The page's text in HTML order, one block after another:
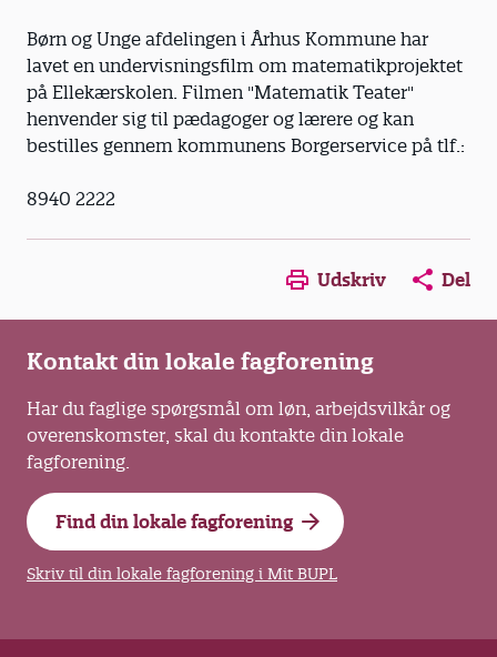
Børn og Unge afdelingen i Århus Kommune har
lavet en undervisningsfilm om matematikprojektet
på Ellekærskolen. Filmen "Matematik Teater"
henvender sig til pædagoger og lærere og kan
bestilles gennem kommunens Borgerservice på tlf.:
8940 2222
Opens in a new window
Opens in a new
Opens in
Udskriv Del
Kontakt din lokale fagforening
Har du faglige spørgsmål om løn, arbejdsvilkår og
overenskomster, skal du kontakte din lokale
fagforening.
Find din lokale fagforening
Skriv til din lokale fagforening i Mit BUPL